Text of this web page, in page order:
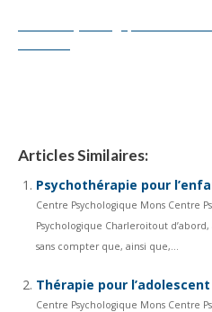
Articles Similaires:
Psychothérapie pour
Centre Psychologique Mons Centre
Psychologique Charleroitout
sans compter que, ainsi que,...
Thérapie pour
Centre Psychologique Mons Centre